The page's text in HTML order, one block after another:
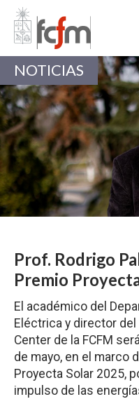
Estudiantes
Académicas/os
NOTICIAS
Prof. Rodrigo
Premio
El académico del
Eléctrica y director del
Center de la FCFM
de mayo, en el marco
Proyecta Solar 2025,
impulso de las